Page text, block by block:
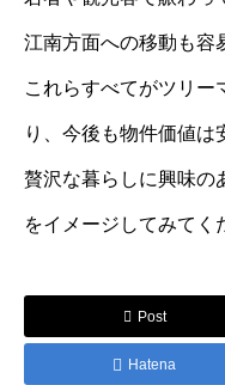
江南方面への移動も容
これらすべてがツリー
り、今後も物件価値
贅沢な暮らしに興味の
をイメージしてみてく
Post
Hatena